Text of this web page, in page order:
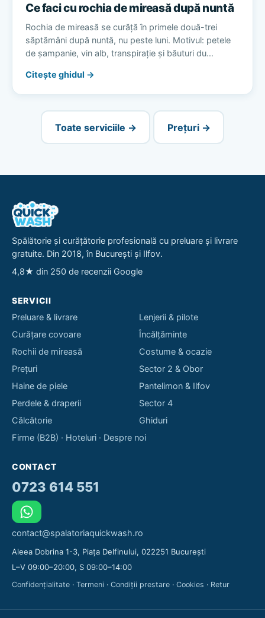
Ce faci cu rochia de mireasă după nuntă
Rochia de mireasă se curăță în primele două-trei
săptămâni după nuntă, nu peste luni. Motivul: petele
de șampanie, vin alb, transpirație și băuturi du…
Citește ghidul →
Toate serviciile → Prețuri →
Spălătorie și curățătorie profesională cu preluare și livrare
gratuite. Din 2018, în București și Ilfov.
4,8★ din 250 de recenzii Google
SERVICII
Preluare & livrare
Curățare covoare
Rochii de mireasă
Prețuri
Haine de piele
Perdele & draperii
Călcătorie
Lenjerii & pilote
Încălțăminte
Costume & ocazie
Sector 2 & Obor
Pantelimon & Ilfov
Sector 4
Ghiduri
Firme (B2B) · Hoteluri · Despre noi
CONTACT
0723 614 551
contact@spalatoriaquickwash.ro
Aleea Dobrina 1-3, Piața Delfinului, 022251 București
L–V 09:00–20:00, S 09:00–14:00
Confidențialitate · Termeni · Condiții prestare · Cookies · Retur